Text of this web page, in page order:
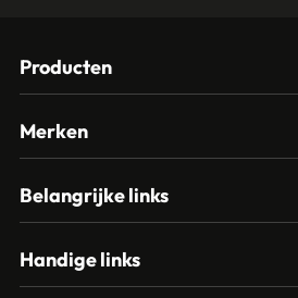
Producten
Glasbewassing
Materialen
Papier – Dispensers - Toiletinrichting
Merken
Spectro
Vikan
Belangrijke links
Contact
Handige links